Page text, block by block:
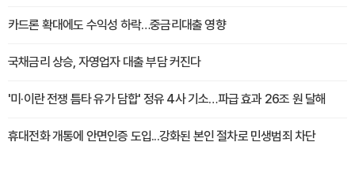
카드론 확대에도 수익성 하락…중금리대출 영향
국채금리 상승, 자영업자 대출 부담 커진다
'미·이란 전쟁 틈타 유가 담합' 정유 4사 기소…파급 효과 26조 원 달해
휴대전화 개통에 안면인증 도입...강화된 본인 절차로 민생범죄 차단